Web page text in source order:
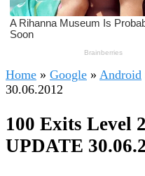
Home » Google » Android
30.06.2012
100 Exits Level
UPDATE